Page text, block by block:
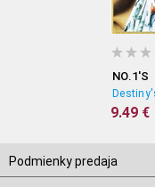
NO.1'S
9.49 €
Podmienky predaja